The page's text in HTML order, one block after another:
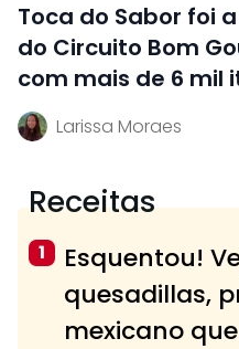
Toca do Sabor foi
do Circuito Bom
com mais de 6 mil
Larissa Moraes
Receitas
1
Esquentou!
quesadillas,
mexicano